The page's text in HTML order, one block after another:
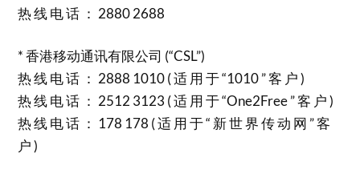
热 线 电 话 ： 2880 2688
* 香港移动通讯有限公司 (“CSL”)
热 线 电 话 ： 2888 1010 ( 适 用 于 “1010 ” 客 户 )
热 线 电 话 ： 2512 3123 ( 适 用 于 “One2Free ” 客 户 )
热 线 电 话 ： 178 178 ( 适 用 于 “ 新 世 界 传 动 网 ” 客
户 )